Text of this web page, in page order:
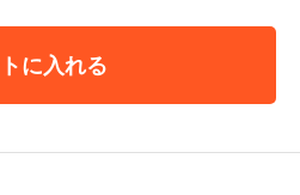
に入れる